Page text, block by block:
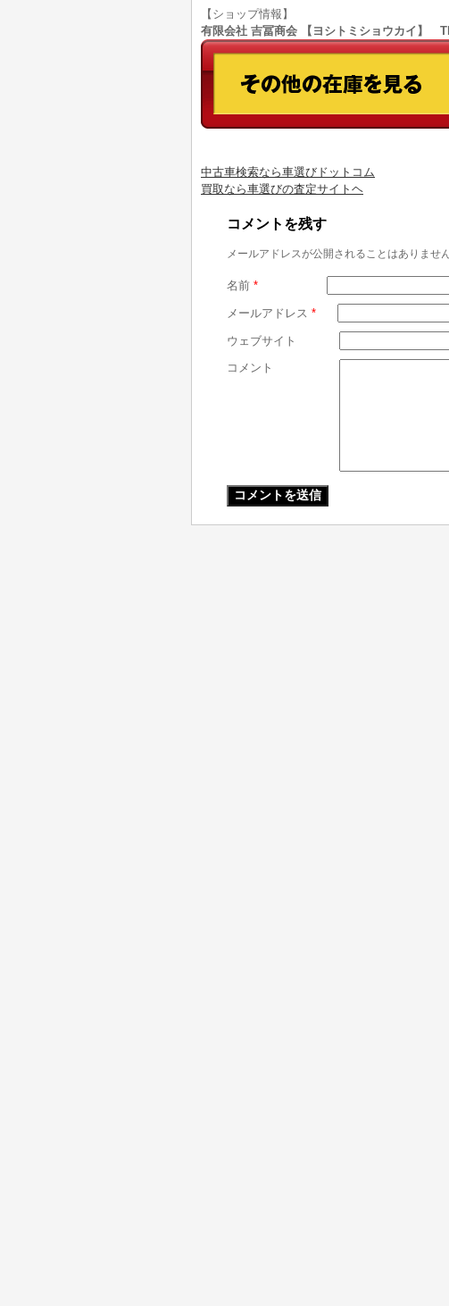
【ショップ情報】
有限会社 吉冨商会 【ヨシトミショウカイ】
中古車検索なら車選びドットコム
買取なら車選びの査定サイトヘ
コメントを残す
メールアドレスが公開されることはありません
名前 *
メールアドレス *
ウェブサイト
コメント